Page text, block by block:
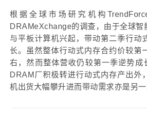
根据全球市场研究机构
DRAMeXchange的调查，由于全球智
与平板计算机兴起，带动第二季行动
长。虽然整体行动式内存合约价较第
右，然而整体营收仍较第一季逆势成
DRAM厂积极转进行动式内存产出外
机出货大幅攀升进而带动需求亦是另一